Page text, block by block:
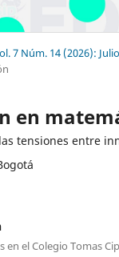
7 Núm. 14 (2026):
en
tensiones entre
en el Colegio Tomas